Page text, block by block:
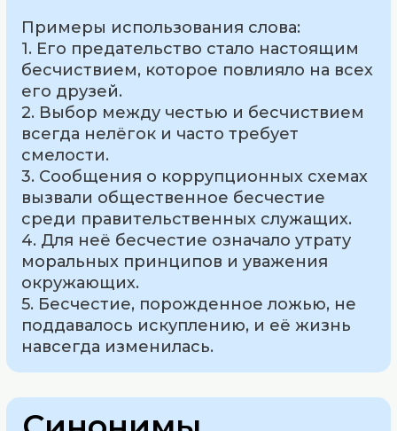
Примеры использования слова:
1. Его предательство стало настоящим
бесчиствием, которое повлияло на всех
его друзей.
2. Выбор между честью и бесчиствием
всегда нелёгок и часто требует
смелости.
3. Сообщения о коррупционных схемах
вызвали общественное бесчестие
среди правительственных служащих.
4. Для неё бесчестие означало утрату
моральных принципов и уважения
окружающих.
5. Бесчестие, порожденное ложью, не
поддавалось искуплению, и её жизнь
навсегда изменилась.